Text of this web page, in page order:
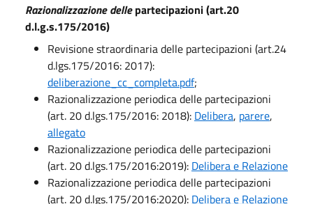
Razionalizzazione dellepartecipazioni (art.20
d.l.g.s.175/2016)
Revisione straordinaria delle partecipazioni (art.24
d.lgs.175/2016: 2017):
deliberazione_cc_completa.pdf;
Razionalizzazione periodica delle partecipazioni
(art. 20 d.lgs.175/2016: 2018): Delibera, parere,
allegato
Razionalizzazione periodica delle partecipazioni
(art. 20 d.lgs.175/2016:2019): Delibera e Relazione
Razionalizzazione periodica delle partecipazioni
(art. 20 d.lgs.175/2016:2020): Delibera e Relazione